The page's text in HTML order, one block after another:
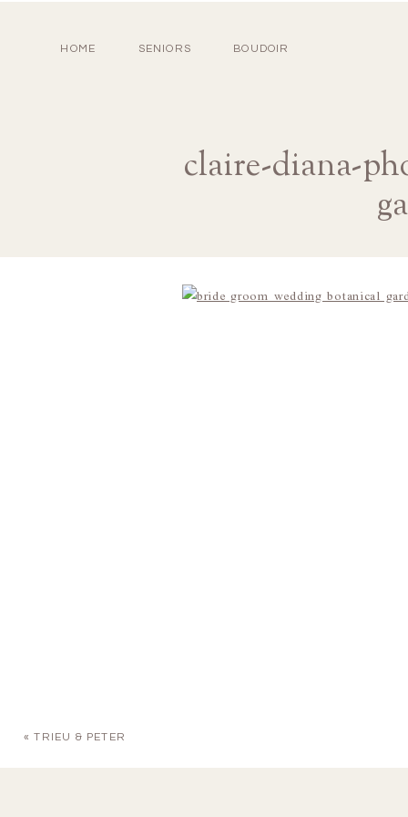
HOME SENIORS BOUDOIR
claire-diana-
«TRIEU & PETER